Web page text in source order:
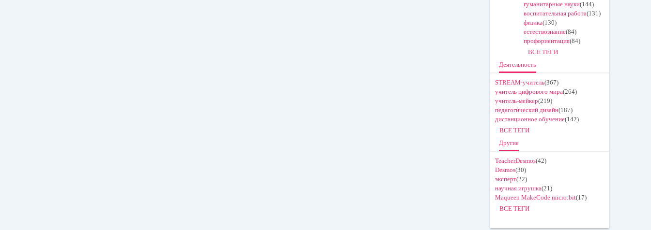
гуманитарные науки(144)
воспитательная работа(131)
физика(130)
естествознание(84)
профориентация(84)
ВСЕ ТЕГИ
Деятельность
STREAM-учитель(367)
учитель цифрового мира(264)
учитель-мейкер(219)
педагогический дизайн(187)
дистанционное обучение(142)
ВСЕ ТЕГИ
Другие
TeacherDesmos(42)
Desmos(30)
эксперт(22)
научная игрушка(21)
Maqueen MakeCode micro:bit(17)
ВСЕ ТЕГИ